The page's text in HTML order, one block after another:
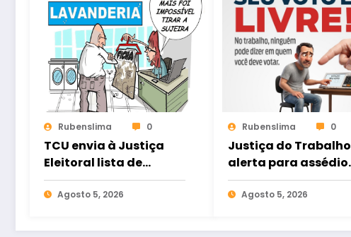
Rubenslima 0
TCU envia à Justiça
Eleitoral lista de
gestores com contas
rejeitadas
Agosto 5, 2026
Rubenslima 0
Justiça do Trabalho
alerta para assédio
eleitoral e reforça
direito ao voto livre
trabalho
Agosto 5, 2026